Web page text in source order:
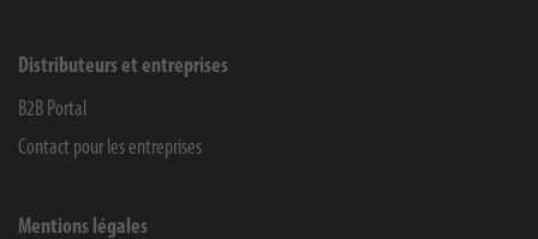
Distributeurs et entreprises
B2B Portal
Contact pour les entreprises
Mentions légales